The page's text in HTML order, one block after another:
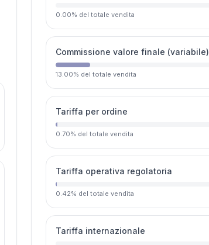
0.00% del totale vendita
Commissione valore finale (variabile)
13.00% del totale vendita
Tariffa per ordine
0.70% del totale vendita
Tariffa operativa regolatoria
0.42% del totale vendita
Tariffa internazionale